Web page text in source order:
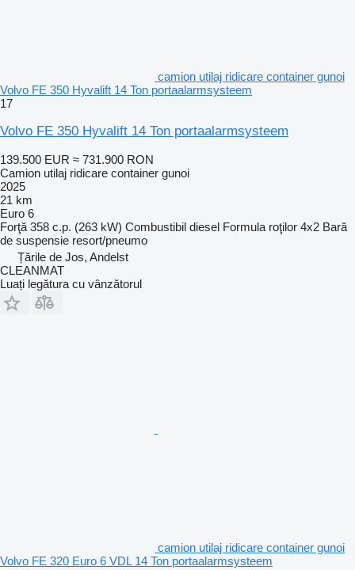
camion utilaj ridicare container gunoi
Volvo FE 350 Hyvalift 14 Ton portaalarmsysteem
17
Volvo FE 350 Hyvalift 14 Ton portaalarmsysteem
139.500 EUR ≈ 731.900 RON
Camion utilaj ridicare container gunoi
2025
21 km
Euro 6
Forţă 358 c.p. (263 kW) Combustibil diesel Formula roţilor 4x2 Bară
de suspensie resort/pneumo
Țările de Jos, Andelst
CLEANMAT
Luați legătura cu vânzătorul
camion utilaj ridicare container gunoi
Volvo FE 320 Euro 6 VDL 14 Ton portaalarmsysteem